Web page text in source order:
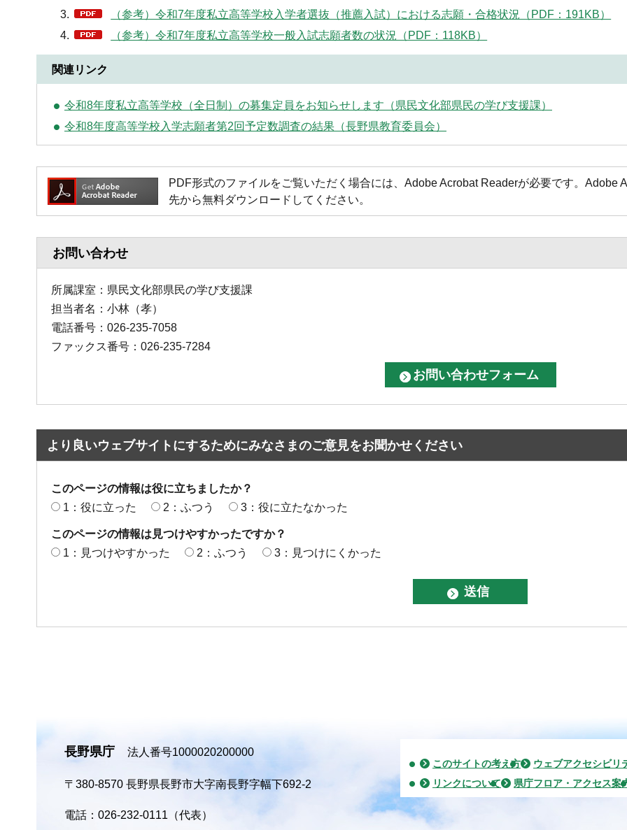
（参考）令和7年度私立高等学校入学者選抜（推薦入試）における志願・合格状況（PDF：191KB）
（参考）令和7年度私立高等学校一般入試志願者数の状況（PDF：118KB）
関連リンク
令和8年度私立高等学校（全日制）の募集定員をお知らせします（県民文化部県民の学び支援課）
令和8年度高等学校入学志願者第2回予定数調査の結果（長野県教育委員会）
PDF形式のファイルをご覧いただく場合には、Adobe Acrobat Readerが必要です。Adobe
先から無料ダウンロードしてください。
お問い合わせ
所属課室：県民文化部県民の学び支援課
担当者名：小林（孝）
電話番号：026-235-7058
ファックス番号：026-235-7284
より良いウェブサイトにするためにみなさまのご意見をお聞かせください
このページの情報は役に立ちましたか？
1：役に立った
2：ふつう 3：役に立たなかった
このページの情報は見つけやすかったですか？
1：見つけやすかった
2：ふつう 3：見つけにくかった
長野県庁 法人番号1000020200000
〒380-8570 長野県長野市大字南長野字幅下692-2
電話：026-232-0111（代表）
このサイトの考え方 ウェブアクセシビリ
リンクについて
県庁フロア・アクセス案